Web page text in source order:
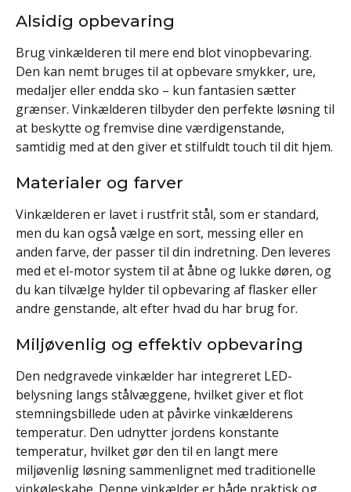
Alsidig opbevaring
Brug vinkælderen til mere end blot vinopbevaring.
Den kan nemt bruges til at opbevare smykker, ure,
medaljer eller endda sko – kun fantasien sætter
grænser. Vinkælderen tilbyder den perfekte løsning til
at beskytte og fremvise dine værdigenstande,
samtidig med at den giver et stilfuldt touch til dit hjem.
Materialer og farver
Vinkælderen er lavet i rustfrit stål, som er standard,
men du kan også vælge en sort, messing eller en
anden farve, der passer til din indretning. Den leveres
med et el-motor system til at åbne og lukke døren, og
du kan tilvælge hylder til opbevaring af flasker eller
andre genstande, alt efter hvad du har brug for.
Miljøvenlig og effektiv opbevaring
Den nedgravede vinkælder har integreret LED-
belysning langs stålvæggene, hvilket giver et flot
stemningsbillede uden at påvirke vinkælderens
temperatur. Den udnytter jordens konstante
temperatur, hvilket gør den til en langt mere
miljøvenlig løsning sammenlignet med traditionelle
vinkøleskabe. Denne vinkælder er både praktisk og